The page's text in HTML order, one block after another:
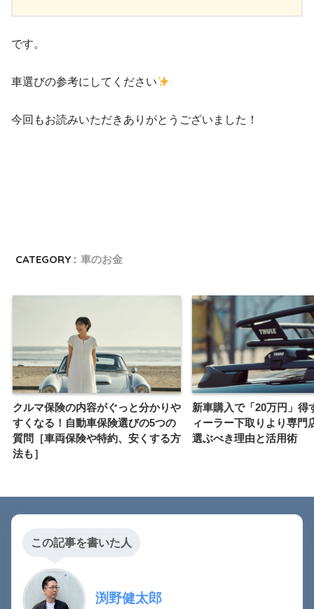
です。
車選びの参考にしてください
今回もお読みいただきありがとうございました！
CATEGORY : 車のお金
クルマ保険の内容がぐっと分かりや
すくなる！自動車保険選びの5つの
質問［車両保険や特約、安くする方
法も］
新車購入で「20万円」得
ィーラー下取りより専門
選ぶべき理由と活用術
この記事を書いた人
渕野健太郎